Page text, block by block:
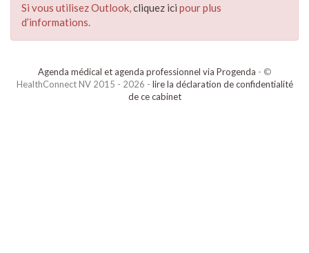
Si vous utilisez Outlook,cliquez ici pour plus
d’informations.
Agenda médical et agenda professionnel via Progenda - ©
HealthConnect NV 2015 - 2026 - lire la déclaration de confidentialité
de ce cabinet